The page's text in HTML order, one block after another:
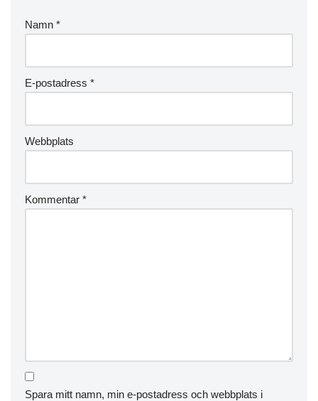
Namn *
E-postadress *
Webbplats
Kommentar *
Spara mitt namn, min e-postadress och webbplats i